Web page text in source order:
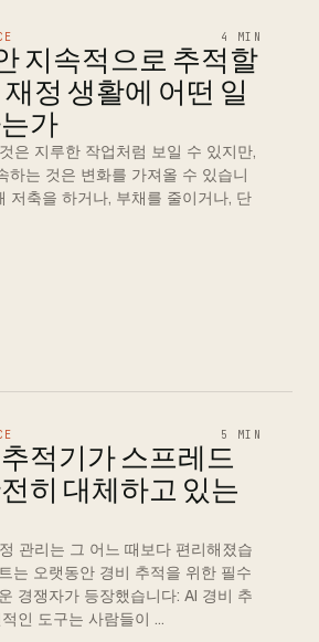
4 MIN
지속적으로 추적할
정 생활에 어떤 일
가
은 지루한 작업처럼 보일 수 있지만,
하는 것은 변화를 가져올 수 있습니
저축을 하거나, 부채를 줄이거나, 단
5 MIN
추적기가 스프레드
히 대체하고 있는
관리는 그 어느 때보다 편리해졌습
는 오랫동안 경비 추적을 위한 필수
경쟁자가 등장했습니다: AI 경비 추
인 도구는 사람들이 …